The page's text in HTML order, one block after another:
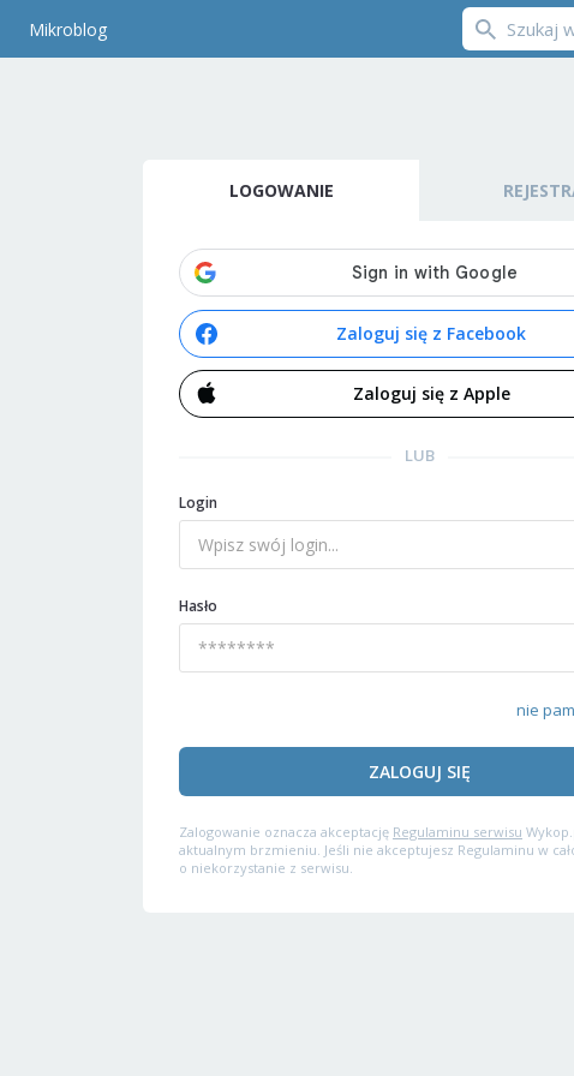
Mikroblog
LOGOWANIE
Zaloguj się z Facebook
Zaloguj się z Apple
LUB
Login
Hasło
nie
ZALOGUJ SIĘ
Zalogowanie oznacza akceptację Regulaminu serwisu
aktualnym brzmieniu. Jeśli nie akceptujesz Regulaminu w
o niekorzystanie z serwisu.